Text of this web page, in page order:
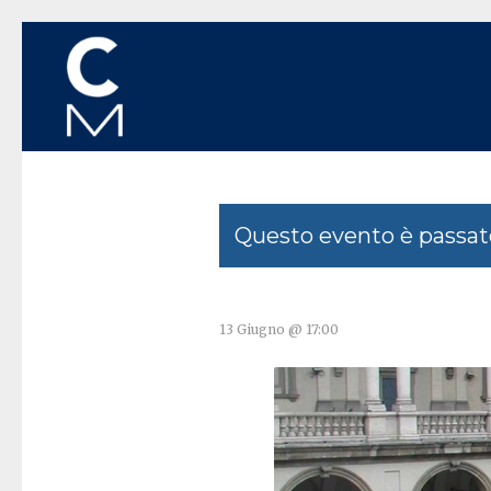
Questo evento è
13 Giugno @ 17:00